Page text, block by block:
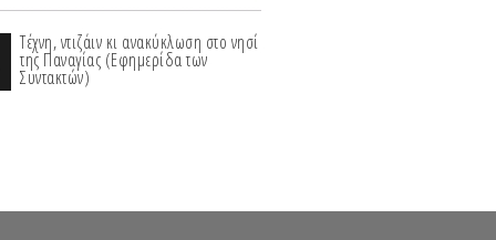
Τέχνη, ντιζάιν κι ανακύκλωση στο νησί
της Παναγίας (Εφημερίδα των
Συντακτών)